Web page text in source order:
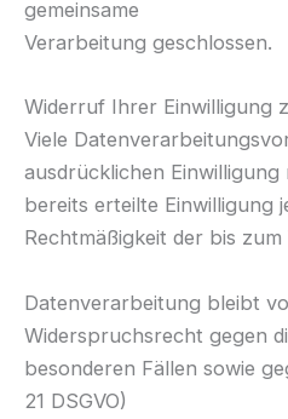
gemeinsame
Verarbeitung geschlossen.
Widerruf Ihrer Einwilligung
Viele
ausdrücklichen Einwilligung
bereits erteilte Einwilligung
Rechtmäßigkeit der bis
Datenverarbeitung bleibt
Widerspruchsrecht gegen
besonderen Fällen sowie
21 DSGVO)